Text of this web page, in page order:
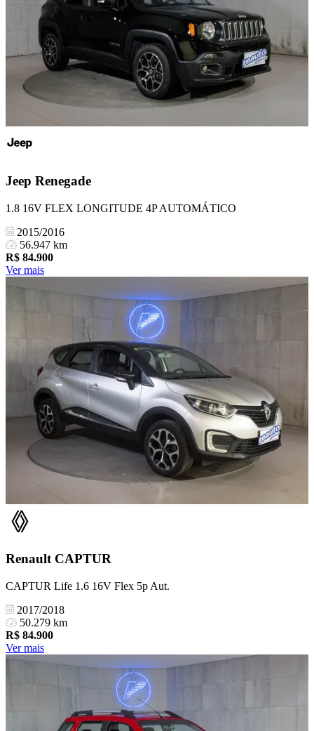
Jeep Renegade
1.8 16V FLEX LONGITUDE 4P AUTOMÁTICO
2015/2016
56.947 km
R$ 84.900
Ver mais
Renault CAPTUR
CAPTUR Life 1.6 16V Flex 5p Aut.
2017/2018
50.279 km
R$ 84.900
Ver mais